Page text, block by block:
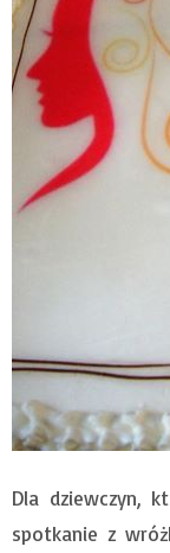
Dla dziewczyn,
spotkanie z